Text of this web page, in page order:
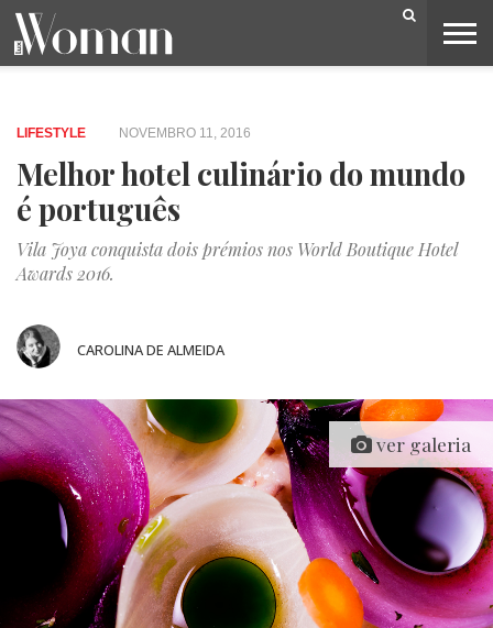
LIFESTYLE NOVEMBRO 11, 2016
Melhor hotel culinário do mundo
é português
Vila Joya conquista dois prémios nos World Boutique Hotel
Awards 2016.
CAROLINA DE ALMEIDA
ver galeria